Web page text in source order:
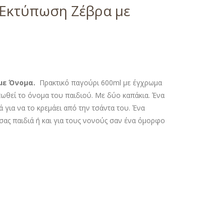
Ζέβρα με
Όνομα. Πρακτικό παγούρι 600ml με έγχρωμα
το όνομα του παιδιού. Με δύο καπάκια. Ένα
για να το κρεμάει από την τσάντα του. Ένα
παιδιά ή και για τους νονούς σαν ένα όμορφο